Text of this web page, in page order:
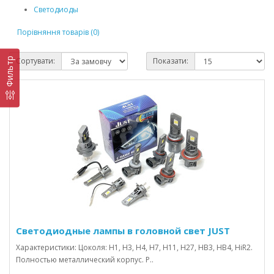
Фильтр
Светодиоды
Порівняння товарів (0)
Сортувати: Показати:
Светодиодные лампы в головной свет JUST
Характеристики: Цоколя: Н1, H3, H4, H7, H11, H27, HB3, HB4, HiR2.
Полностью металлический корпус. Р..